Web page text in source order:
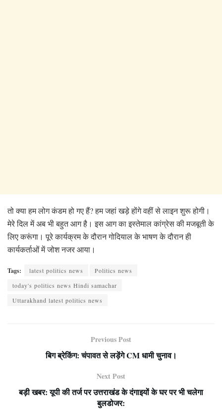
तो क्या हम लोग कंडम हो गए हैं? हम जहां खड़े होंगे वहीं से लाइन शुरू होगी।
मेरे दिल में अब भी बहुत आग है। इस आग का इस्तेमाल कांग्रेस की मजबूती के
लिए करूंगा। पूरे कार्यक्रम के दौरान गोदियाल के भाषण के दौरान ही
कार्यकर्ताओं में जोश नजर आया।
Tags: latest politics news
Politics news
today's politics news Hindi samachar
Uttarakhand latest politics news
Previous Post
बिग ब्रेकिंग: चंपावत से लड़ेंगे CM धामी चुनाव।
Next Post
बड़ी खबर: यूपी की तर्ज पर उत्तराखंड के दंगाइयों के घर पर भी चलेगा
बुलडोजर: